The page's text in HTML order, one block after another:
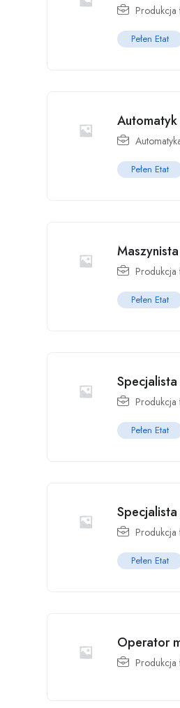
Produkcja
Pełen Etat
Pełen Etat
Produkcja
Pełen Etat
Produkcja
Pełen Etat
Produkcja
Pełen Etat
Operator
Produkcja